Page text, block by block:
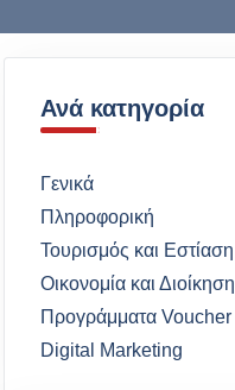
Ανά κατηγορία
Γενικά
Πληροφορική
Τουρισμός και Εστίαση
Οικονομία και Διοίκηση
Προγράμματα Voucher
Digital Marketing